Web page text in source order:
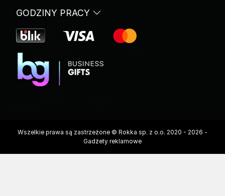
GODZINY PRACY
Wszelkie prawa są zastrzeżone © Rokka sp. z o.o. 2020 - 2026 -
Gadżety reklamowe